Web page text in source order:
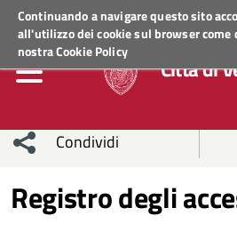
Continuando a navigare questo sito
all'utilizzo dei cookie sul browser
nostraCookie Policy
Regione VenetoACCEDI AI SERVIZI
Città di
Condividi
Condividi
Registro degli